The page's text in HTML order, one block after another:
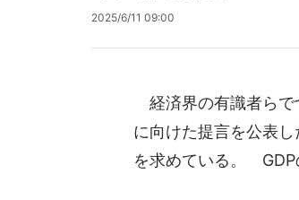
2025/6/11 09:00
経済界の有識者らで
に向けた提言を公表
を求めている。